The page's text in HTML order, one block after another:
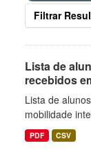
Filtrar
Lista de
recebidos
Lista de
mobilidade
PDF CSV